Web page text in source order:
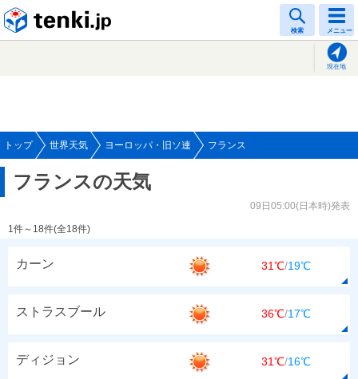
検索 メニュー
現在地
トップ 世界天気 ヨーロッパ・旧ソ連 フランス
フランスの天気
09日05:00(日本時)発表
1件～18件(全18件)
カーン 31℃/19℃
ストラスブール 36℃/17℃
ディジョン 31℃/16℃